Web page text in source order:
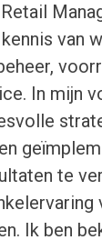
van
In mijn
te
Ik ben